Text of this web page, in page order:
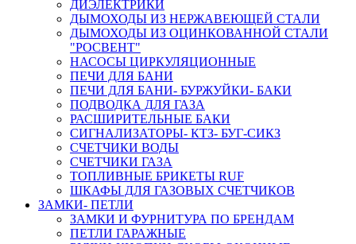
ДИЭЛЕКТРИКИ
ДЫМОХОДЫ ИЗ НЕРЖАВЕЮЩЕЙ СТАЛИ
ДЫМОХОДЫ ИЗ ОЦИНКОВАННОЙ СТАЛИ
"РОСВЕНТ"
НАСОСЫ ЦИРКУЛЯЦИОННЫЕ
ПЕЧИ ДЛЯ БАНИ
ПЕЧИ ДЛЯ БАНИ- БУРЖУЙКИ- БАКИ
ПОДВОДКА ДЛЯ ГАЗА
РАСШИРИТЕЛЬНЫЕ БАКИ
СИГНАЛИЗАТОРЫ- КТЗ- БУГ-СИКЗ
СЧЕТЧИКИ ВОДЫ
СЧЕТЧИКИ ГАЗА
ТОПЛИВНЫЕ БРИКЕТЫ RUF
ШКАФЫ ДЛЯ ГАЗОВЫХ СЧЕТЧИКОВ
ЗАМКИ- ПЕТЛИ
ЗАМКИ И ФУРНИТУРА ПО БРЕНДАМ
ПЕТЛИ ГАРАЖНЫЕ